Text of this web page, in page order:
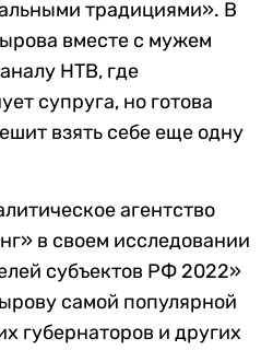
традициями». В
вместе с мужем
НТВ, где
супруга, но готова
взять себе еще одну
агентство
в своем исследовании
субъектов РФ 2022»
самой популярной
губернаторов и других